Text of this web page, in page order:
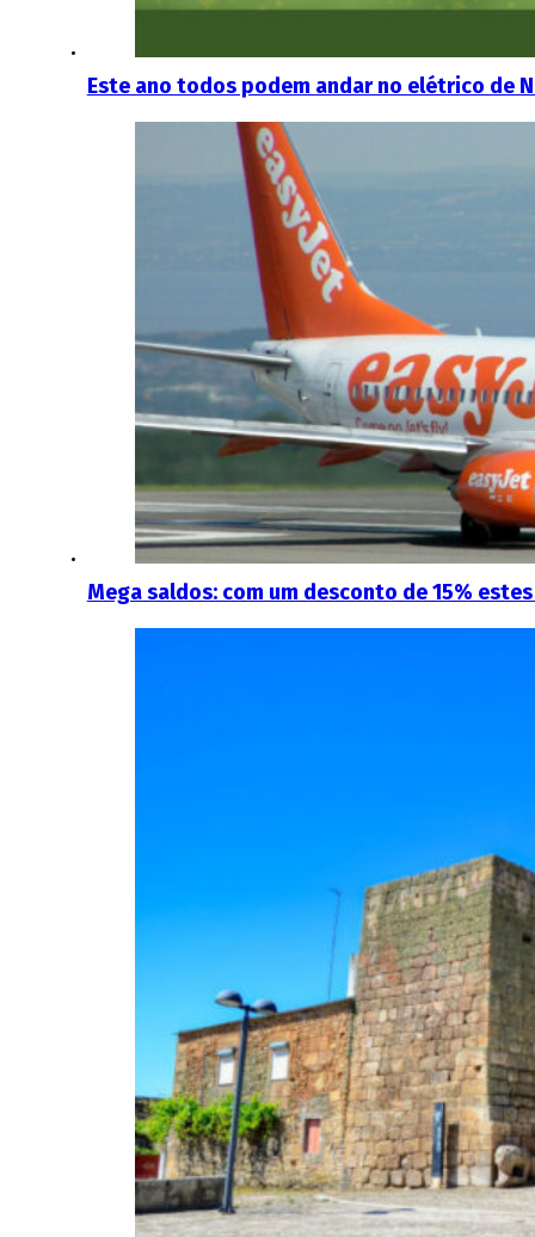
Este ano todos podem andar no elétrico de
Mega saldos: com um desconto de 15%